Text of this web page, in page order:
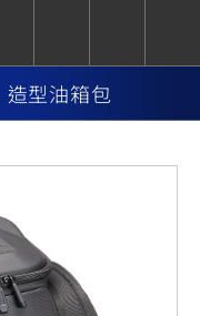
BW'S
125
瀏覽紀錄
造型油箱包